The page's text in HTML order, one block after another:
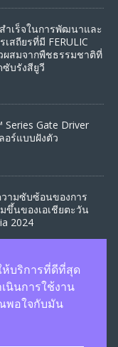
ำเร็จในการพัฒนาและ
สถียรที่มี FERULIC
ผสมจากพืชธรรมชาติที่
บรังสียูวี
Gate Driver
อร์แบบฝังตัว
วามซับซ้อนของการ
ขึ้นของเอเชียตะวัน
2024
ห้บริการที่ดีที่สุด
นินการใช้งาน
พอใจกับมัน